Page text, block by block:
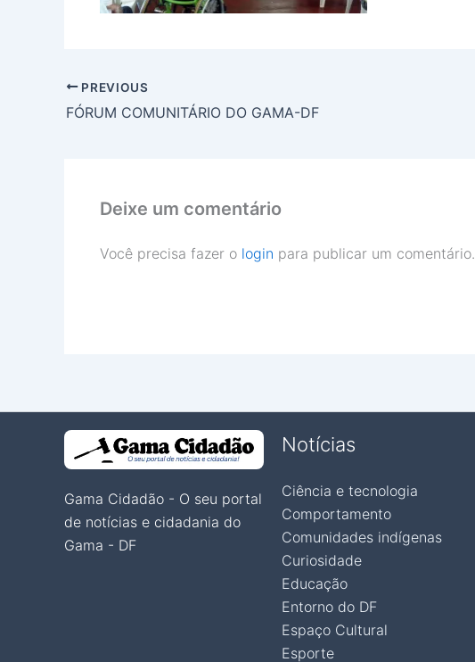
PREVIOUS
FÓRUM COMUNITÁRIO DO GAMA-DF
Deixe um comentário
Você precisa fazer o login para publicar um comentário.
Gama Cidadão - O seu portal
de notícias e cidadania do
Gama - DF
Notícias
Ciência e tecnologia
Comportamento
Comunidades indígenas
Curiosidade
Educação
Entorno do DF
Espaço Cultural
Esporte